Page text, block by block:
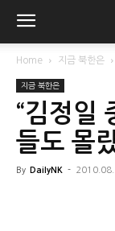
Home 지금 북한은
지금 북한은
“김정일
들도 몰
By DailyNK -